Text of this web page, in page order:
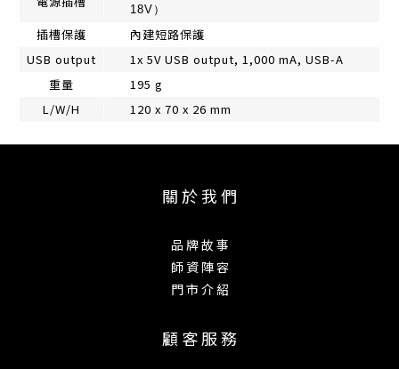
18V）
插槽保護
內建短路保護
USB output
1x 5V USB output, 1,000 mA, USB-A
重量
195 g
L/W/H
120 x 70 x 26 mm
關 於 我 們
品 牌 故 事
師 資 陣 容
門 市 介 紹
顧 客 服 務